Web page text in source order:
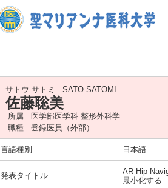
サトウ サトミ SATO SATOMI
佐藤聡美
所属
医学部医学科 整形外科学
職種
登録医員（外部）
言語種別 日本語
発表タイトル
AR Hip
最小化する